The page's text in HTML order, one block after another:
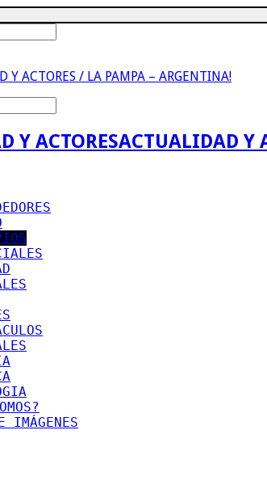
Y ACTORES / LA PAMPA – ARGENTINA!
ACTUALIDAD Y
IMÁGENES